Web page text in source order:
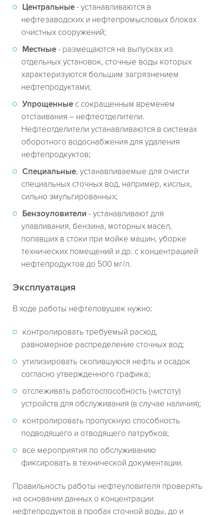
Центральные - устанавливаются в
нефтезаводских и нефтепромысловых блоках
очистных сооружений;
Местные - размещаются на выпусках из
отдельных установок, сточные воды которых
характеризуются большим загрязнением
нефтепродуктами;
Упрощенные с сокращенным временем
отстаивания – нефтеотделители.
Нефтеотделители устанавливаются в системах
оборотного водоснабжения для удаления
нефтепродкуктов;
Специальные, устанавливаемые для очисти
специальных сточных вод, например, кислых,
сильно эмульгированных;
Бензоуловители - устанавливают для
улавливания, бензина, моторных масел,
попавших в стоки при мойке машин, уборке
технических помещений и др. с концентрацией
нефтепродуктов до 500 мг/л.
Эксплуатация
В ходе работы нефтеловушек нужно:
контролировать требуемый расход,
равномерное распределение сточных вод;
утилизировать скопившуюся нефть и осадок
согласно утвержденного графика;
отслеживать работоспособность (чистоту)
устройств для обслуживания (в случае наличия);
контролировать пропускную способность
подводящего и отводящего патрубков;
все мероприятия по обслуживанию
фиксировать в технической документации.
Правильность работы нефтеуловителя проверять
на основании данных о концентрации
нефтепродуктов в пробах сточной воды, до и